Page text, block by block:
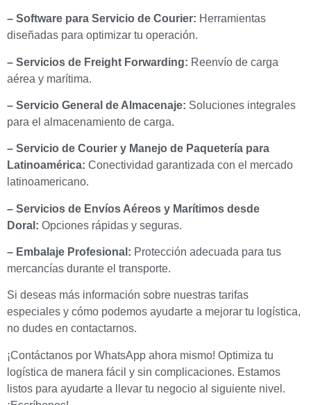
– Software para Servicio de Courier: Herramientas
diseñadas para optimizar tu operación.
– Servicios de Freight Forwarding: Reenvío de carga
aérea y marítima.
– Servicio General de Almacenaje: Soluciones integrales
para el almacenamiento de carga.
– Servicio de Courier y Manejo de Paquetería para
Latinoamérica: Conectividad garantizada con el mercado
latinoamericano.
– Servicios de Envíos Aéreos y Marítimos desde
Doral: Opciones rápidas y seguras.
– Embalaje Profesional: Protección adecuada para tus
mercancías durante el transporte.
Si deseas más información sobre nuestras tarifas
especiales y cómo podemos ayudarte a mejorar tu logística,
no dudes en contactarnos.
¡Contáctanos por WhatsApp ahora mismo! Optimiza tu
logística de manera fácil y sin complicaciones. Estamos
listos para ayudarte a llevar tu negocio al siguiente nivel.